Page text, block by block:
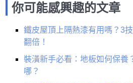
你可能感興趣的文章
鐵皮屋頂上隔熱漆有用嗎？3
翻倍！
裝潢新手必看：地板如何保養
哪？